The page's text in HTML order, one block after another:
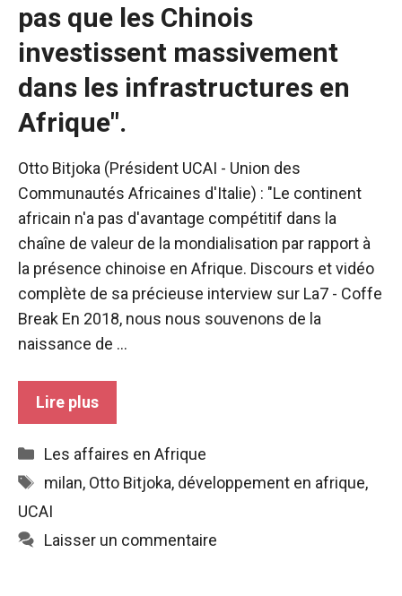
pas que les Chinois
investissent massivement
dans les infrastructures en
Afrique".
Otto Bitjoka (Président UCAI - Union des
Communautés Africaines d'Italie) : "Le continent
africain n'a pas d'avantage compétitif dans la
chaîne de valeur de la mondialisation par rapport à
la présence chinoise en Afrique. Discours et vidéo
complète de sa précieuse interview sur La7 - Coffe
Break En 2018, nous nous souvenons de la
naissance de ...
Lire plus
Catégories
Les affaires en Afrique
Étiquettes
milan, Otto Bitjoka, développement en afrique,
UCAI
Laisser un commentaire
Nécessaire
Ces cookies ne
sont pas
sont
nécessaires au
fonctionnement
du site web.
Statistiques
Afin
d'améliorer la
fonctionnalité
et la structure
du site web,
dont le site
est utilisé.
Expérience
Afin que notre
site web
fonctionne au
mieux pendant